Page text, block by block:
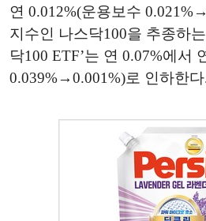
연 0.012%(운용보수
지수인 나스닥100을 추종하
닥100 ETF’는 연 0.07%에서
0.039%→0.001%)로 인하한